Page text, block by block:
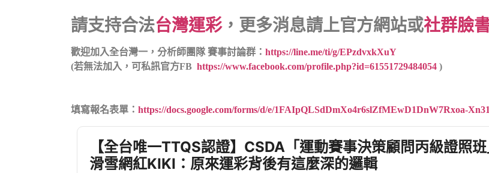
請支持合法台灣運彩，更多消息請上官方網站或社群臉
歡迎加入全台灣一，分析師團隊 賽事討論群： https://line.me/ti/g/EPzdvxkXuY
(若無法加入，可私訊官方FB https://www.facebook.com/profile.php?id=61551729484054 )
填寫報名表單： https://docs.google.com/forms/d/e/1FAIpQLSdDmXo4r6slZfMEwD1DnW7Rxoa-
【全台唯一TTQS認證】CSDA「運動賽事決策顧問丙級證
滑雪網紅KIKI：原來運彩背後有這麼深的邏輯